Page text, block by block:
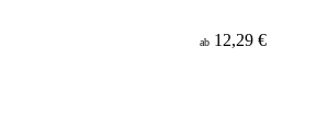
ab 12,29 €